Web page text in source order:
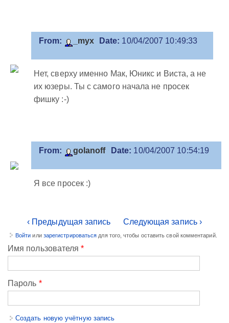
From: _myx Date: 10/04/2007 10:49:33
Нет, сверху именно Мак, Юникс и Виста, а не
их юзеры. Ты с самого начала не просек
фишку :-)
From: golanoff Date: 10/04/2007 10:54:19
Я все просек :)
‹ Предыдущая запись Следующая запись ›
Войти или зарегистрироваться для того, чтобы оставить свой комментарий.
Имя пользователя*
Пароль *
Создать новую учётную запись